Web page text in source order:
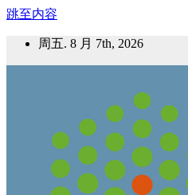
跳至内容
周五. 8 月 7th, 2026